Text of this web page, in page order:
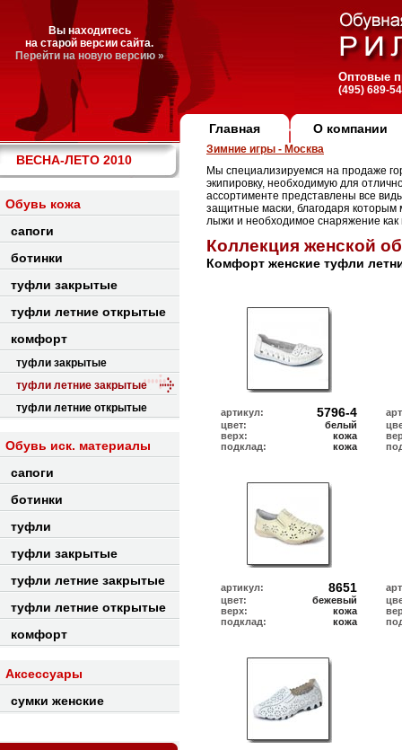
Вы находитесь
на старой версии сайта.
Перейти на новую версию »
Оптовые
(495) 689-
Главная О компании
ВЕСНА-ЛЕТО 2010
Обувь кожа
сапоги
ботинки
туфли закрытые
туфли летние открытые
комфорт
туфли закрытые
туфли летние закрытые
туфли летние открытые
Обувь иск. материалы
сапоги
ботинки
туфли
туфли закрытые
туфли летние закрытые
туфли летние открытые
комфорт
Аксессуары
сумки женские
Зимние игры - Москва
Мы специализируемся на продаже
экипировку, необходимую для
ассортименте представлены все
защитные маски, благодаря
лыжи и необходимое снаряжение как
Коллекция женской
Комфорт женские туфли
артикул: 5796-4
цвет:
белый
верх:
кожа
подклад:
кожа
артикул: 8651
цвет:
бежевый
верх:
кожа
подклад:
кожа